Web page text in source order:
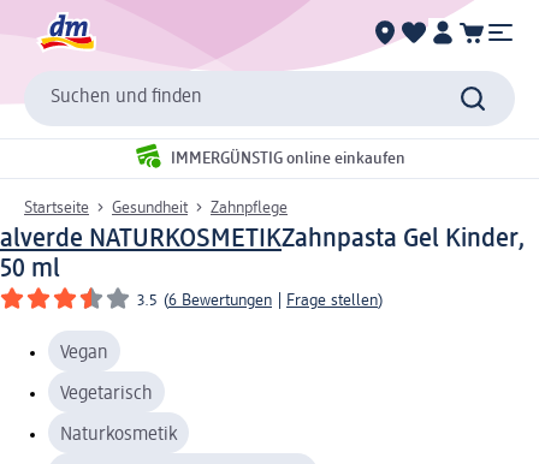
Suchen und finden
IMMERGÜNSTIG online einkaufen
Startseite Gesundheit Zahnpflege
alverde NATURKOSMETIKZahnpasta Gel Kinder,
50 ml
3.5 (6 Bewertungen Frage stellen)
Vegan
Vegetarisch
Naturkosmetik